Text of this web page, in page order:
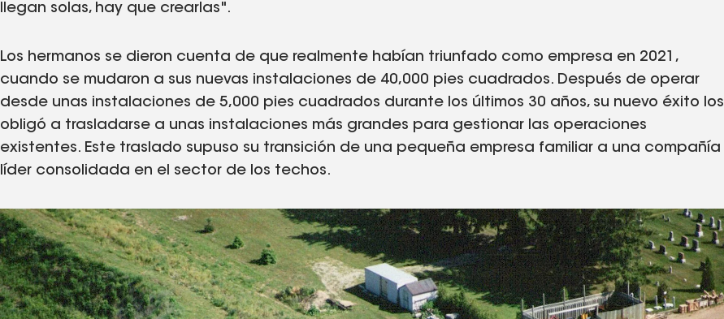
llegan solas, hay que crearlas".
Los hermanos se dieron cuenta de que realmente habían triunfado como empresa en 2021,
cuando se mudaron a sus nuevas instalaciones de 40,000 pies cuadrados. Después de operar
desde unas instalaciones de 5,000 pies cuadrados durante los últimos 30 años, su nuevo éxito los
obligó a trasladarse a unas instalaciones más grandes para gestionar las operaciones
existentes. Este traslado supuso su transición de una pequeña empresa familiar a una compañía
líder consolidada en el sector de los techos.